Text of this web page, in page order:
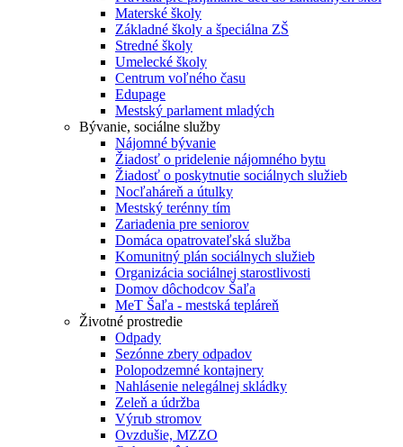
Materské školy
Základné školy a špeciálna ZŠ
Stredné školy
Umelecké školy
Centrum voľného času
Edupage
Mestský parlament mladých
Bývanie, sociálne služby
Nájomné bývanie
Žiadosť o pridelenie nájomného bytu
Žiadosť o poskytnutie sociálnych služieb
Nocľaháreň a útulky
Mestský terénny tím
Zariadenia pre seniorov
Domáca opatrovateľská služba
Komunitný plán sociálnych služieb
Organizácia sociálnej starostlivosti
Domov dôchodcov Šaľa
MeT Šaľa - mestská tepláreň
Životné prostredie
Odpady
Sezónne zbery odpadov
Polopodzemné kontajnery
Nahlásenie nelegálnej skládky
Zeleň a údržba
Výrub stromov
Ovzdušie, MZZO